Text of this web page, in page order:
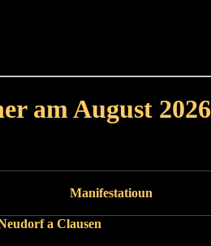
am August 2026
Manifestatioun
a Clausen